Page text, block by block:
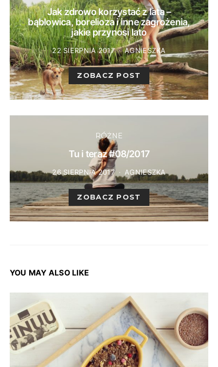
Jak zdrowo korzystać z lata –
bąblowica, borelioza i inne zagrożenia,
jakie przynosi lato
22 SIERPNIA 2017 AGNIESZKA
ZOBACZ POST
RÓŻNE
Tu i teraz #08/2017
26 SIERPNIA 2017 AGNIESZKA
ZOBACZ POST
YOU MAY ALSO LIKE